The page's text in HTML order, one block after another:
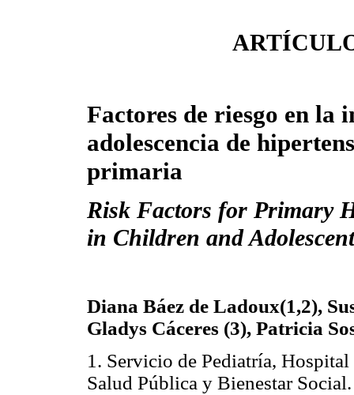
Factores de riesgo en la
adolescencia de
primaria
Risk Factors for Primary
in Children and
Diana Báez de Ladoux(1,2),
Gladys Cáceres (3), Patricia
1. Servicio de Pediatría,
Salud Pública y Bienestar